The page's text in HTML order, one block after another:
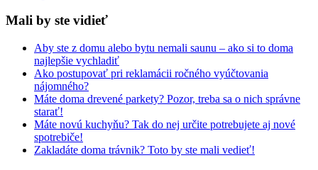
Mali by ste vidieť
Aby ste z domu alebo bytu nemali saunu – ako si to doma
najlepšie vychladiť
Ako postupovať pri reklamácii ročného vyúčtovania
nájomného?
Máte doma drevené parkety? Pozor, treba sa o nich správne
starať!
Máte novú kuchyňu? Tak do nej určite potrebujete aj nové
spotrebiče!
Zakladáte doma trávnik? Toto by ste mali vedieť!